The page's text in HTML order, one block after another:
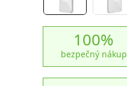
100%
bezpečný nákup